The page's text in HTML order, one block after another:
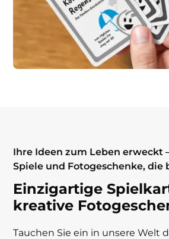
Ihre Ideen zum Leben erweckt
Spiele und Fotogeschenke, die
Einzigartige
kreative
Tauchen Sie ein in unsere Welt